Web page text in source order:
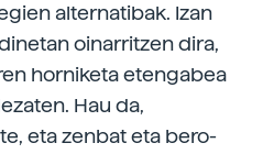
alternatibak. Izan
oinarritzen dira,
horniketa etengabea
Hau da,
eta zenbat eta bero-